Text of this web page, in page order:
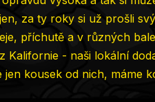
za ty roky si už prošli
příchutě a v různých
Kalifornie - naši lokální
jen kousek od nich, máme